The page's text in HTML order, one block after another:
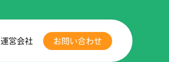
運営会社 お問い合わせ